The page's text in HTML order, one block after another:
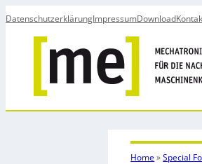
DatenschutzerklärungImpressumDownload
Home»Special